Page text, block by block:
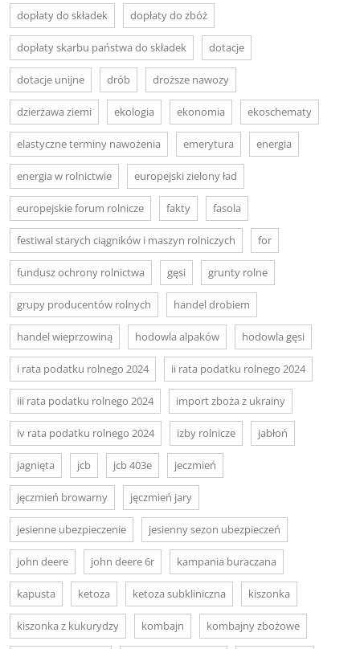
dopłaty do składek dopłaty do zbóż
dopłaty skarbu państwa do składek dotacje
dotacje unijne drób droższe nawozy
dzierżawa ziemi ekologia ekonomia ekoschematy
elastyczne terminy nawożenia emerytura energia
energia w rolnictwie europejski zielony ład
europejskie forum rolnicze fakty fasola
festiwal starych ciągników i maszyn rolniczych for
fundusz ochrony rolnictwa gęsi grunty rolne
grupy producentów rolnych handel drobiem
handel wieprzowiną hodowla alpaków hodowla gęsi
i rata podatku rolnego 2024 ii rata podatku rolnego 2024
iii rata podatku rolnego 2024 import zboża z ukrainy
iv rata podatku rolnego 2024 izby rolnicze jabłoń
jagnięta jcb jcb 403e jeczmień
jęczmień browarny jęczmień jary
jesienne ubezpieczenie jesienny sezon ubezpieczeń
john deere john deere 6r kampania buraczana
kapusta ketoza ketoza subkliniczna kiszonka
kiszonka z kukurydzy kombajn kombajny zbożowe